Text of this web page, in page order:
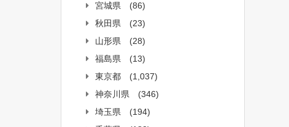
宮城県
(86)
秋田県
(23)
山形県
(28)
福島県
(13)
東京都
(1,037)
神奈川県
(346)
埼玉県
(194)